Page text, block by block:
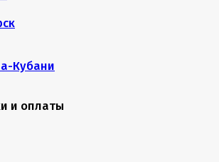
Кубани
и оплаты